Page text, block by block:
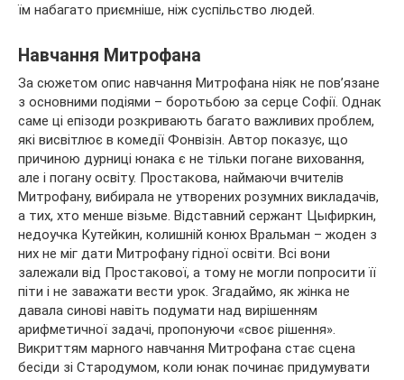
їм набагато приємніше, ніж суспільство людей.
Навчання Митрофана
За сюжетом опис навчання Митрофана ніяк не пов’язане
з основними подіями – боротьбою за серце Софії. Однак
саме ці епізоди розкривають багато важливих проблем,
які висвітлює в комедії Фонвізін. Автор показує, що
причиною дурниці юнака є не тільки погане виховання,
але і погану освіту. Простакова, наймаючи вчителів
Митрофану, вибирала не утворених розумних викладачів,
а тих, хто менше візьме. Відставний сержант Цыфиркин,
недоучка Кутейкин, колишній конюх Вральман – жоден з
них не міг дати Митрофану гідної освіти. Всі вони
залежали від Простакової, а тому не могли попросити її
піти і не заважати вести урок. Згадаймо, як жінка не
давала синові навіть подумати над вирішенням
арифметичної задачі, пропонуючи «своє рішення».
Викриттям марного навчання Митрофана стає сцена
бесіди зі Стародумом, коли юнак починає придумувати